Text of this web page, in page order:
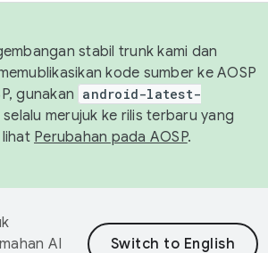
stabil trunk kami dan
kode sumber ke AOSP
gunakan android-latest-
selalu merujuk ke rilis terbaru yang
Perubahan pada AOSP.
AI